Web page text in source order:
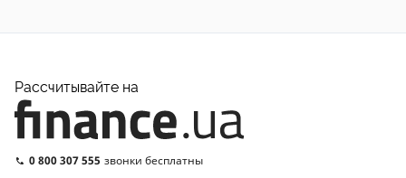
Рассчитывайте на
0 800 307 555 звонки бесплатны